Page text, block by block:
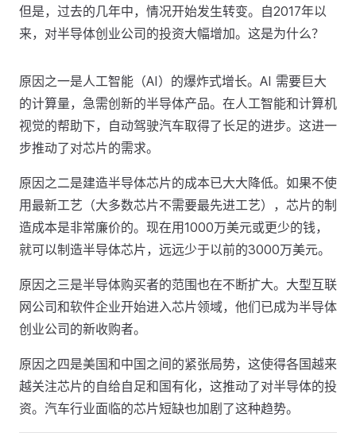
但是，过去的几年中，情况开始发生转变。自2017年以
来，对半导体创业公司的投资大幅增加。这是为什么？
原因之一是人工智能（AI）的爆炸式增长。AI 需要巨大
的计算量，急需创新的半导体产品。在人工智能和计算机
视觉的帮助下，自动驾驶汽车取得了长足的进步。这进一
步推动了对芯片的需求。
原因之二是建造半导体芯片的成本已大大降低。如果不使
用最新工艺（大多数芯片不需要最先进工艺），芯片的制
造成本是非常廉价的。现在用1000万美元或更少的钱，
就可以制造半导体芯片，远远少于以前的3000万美元。
原因之三是半导体购买者的范围也在不断扩大。大型互联
网公司和软件企业开始进入芯片领域，他们已成为半导体
创业公司的新收购者。
原因之四是美国和中国之间的紧张局势，这使得各国越来
越关注芯片的自给自足和国有化，这推动了对半导体的投
资。汽车行业面临的芯片短缺也加剧了这种趋势。